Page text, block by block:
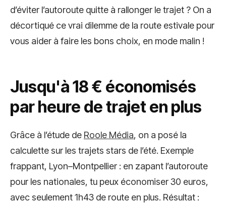
d’éviter l’autoroute quitte à rallonger le trajet ? On a
décortiqué ce vrai dilemme de la route estivale pour
vous aider à faire les bons choix, en mode malin !
Jusqu'à 18 € économisés
par heure de trajet en plus
Grâce à l’étude de Roole Média, on a posé la
calculette sur les trajets stars de l’été. Exemple
frappant, Lyon–Montpellier : en zapant l’autoroute
pour les nationales, tu peux économiser 30 euros,
avec seulement 1h43 de route en plus. Résultat :